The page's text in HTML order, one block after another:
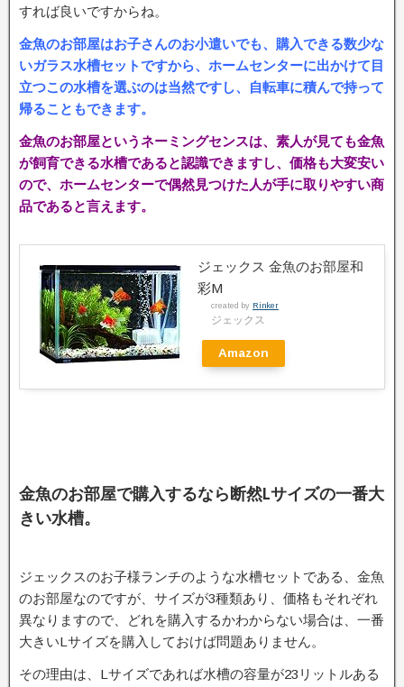
すれば良いですからね。
金魚のお部屋はお子さんのお小遣いでも、購入できる数少な
いガラス水槽セットですから、ホームセンターに出かけて目
立つこの水槽を選ぶのは当然ですし、自転車に積んで持って
帰ることもできます。
金魚のお部屋というネーミングセンスは、素人が見ても金魚
が飼育できる水槽であると認識できますし、価格も大変安い
ので、ホームセンターで偶然見つけた人が手に取りやすい商
品であると言えます。
ジェックス 金魚のお部屋和
彩M
created by Rinker
ジェックス
Amazon
金魚のお部屋で購入するなら断然Lサイズの一番大
きい水槽。
ジェックスのお子様ランチのような水槽セットである、金魚
のお部屋なのですが、サイズが3種類あり、価格もそれぞれ
異なりますので、どれを購入するかわからない場合は、一番
大きいLサイズを購入しておけば問題ありません。
その理由は、Lサイズであれば水槽の容量が23リットルある